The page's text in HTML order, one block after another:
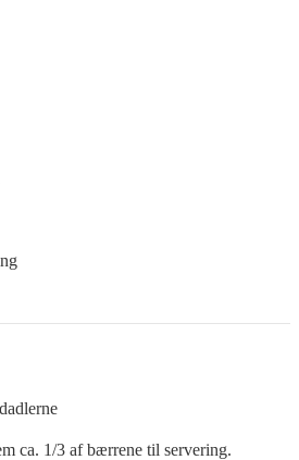
ca. 1/3 af bærrene til servering.